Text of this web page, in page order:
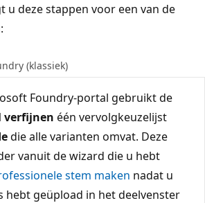
u deze stappen voor een van de
(klassiek)
Foundry-portal gebruikt de
verfijnen één vervolgkeuzelijst
die alle varianten omvat. Deze
vanuit de wizard die u hebt
stem maken nadat u
hebt geüpload in het deelvenster